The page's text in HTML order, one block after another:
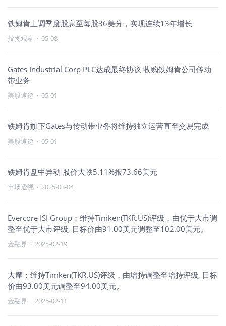
铁姆肯上调季度股息至每股36美分，实现连续13年增长
投资观察 · 05-08
Gates Industrial Corp PLC达成最终协议 收购铁姆肯公司传动
带业务
美股速递 · 05-01
铁姆肯旗下Gates与传动带业务将维持独立运营直至交易完成
美股速递 · 05-01
铁姆肯盘中异动 股价大跌5.11%报73.66美元
市场透视 · 2025-03-04
Evercore ISI Group：维持Timken(TKR.US)评级，由优于大市调
整至优于大市评级, 目标价由91.00美元调整至102.00美元。
金融界 · 2025-02-19
大摩：维持Timken(TKR.US)评级，由增持调整至增持评级, 目标
价由93.00美元调整至94.00美元。
金融界 · 2025-02-11